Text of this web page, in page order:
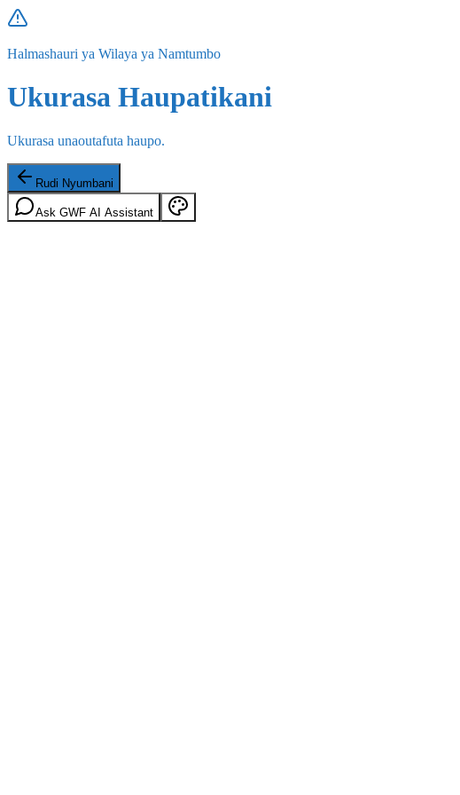
Halmashauri ya Wilaya ya Namtumbo
Ukurasa Haupatikani
Ukurasa unaoutafuta haupo.
Rudi Nyumbani
Ask GWF AI Assistant